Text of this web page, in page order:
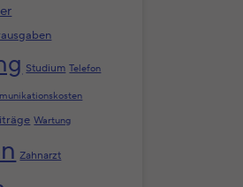
Studium Telefon
Wartung
Zahnarzt